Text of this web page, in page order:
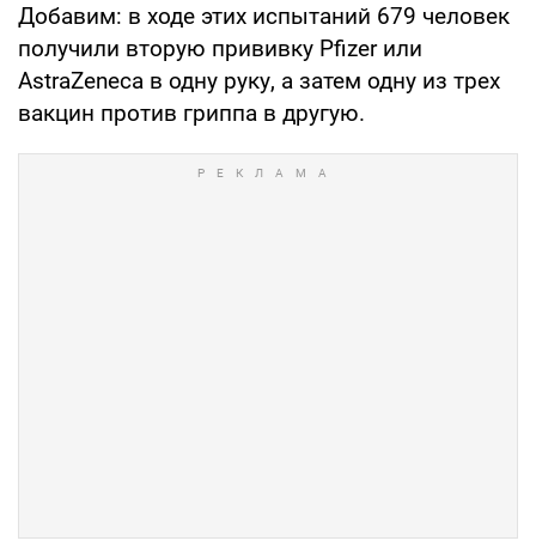
Добавим: в ходе этих испытаний 679 человек
получили вторую прививку Pfizer или
AstraZeneca в одну руку, а затем одну из трех
вакцин против гриппа в другую.